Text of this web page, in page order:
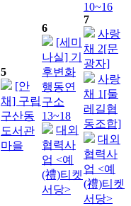
10~16
5
[안
채] 구립
구산동
도서관
마을
6
[세미
나실] 기
후변화
행동연
구소
13~18
대외
협력사
업 <예
(禮)티켓
서당>
7
사랑
채 2[문
광자]
사랑
채 1[둘
레길협
동조합]
대외
협력사
업 <예
(禮)티켓
서당>